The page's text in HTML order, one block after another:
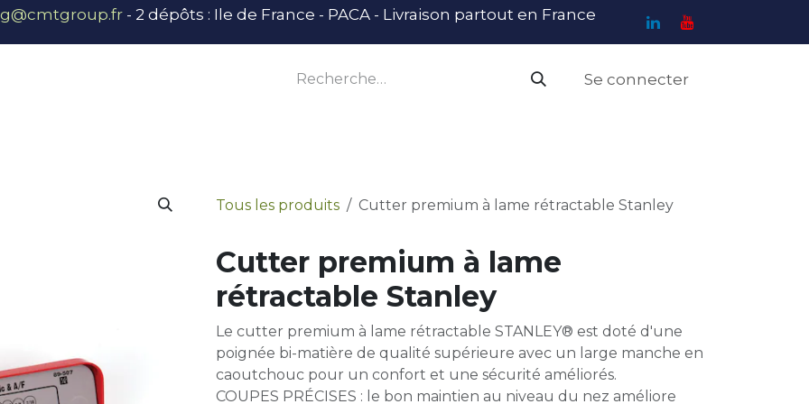
- 2 dépôts : Ile de France - PACA - Livraison partout en France
Se connecter
Tous les produits Cutter premium à lame rétractable Stanley
Cutter premium à lame
rétractable Stanley
Le cutter premium à lame rétractable STANLEY® est doté d'une
poignée bi-matière de qualité supérieure avec un large manche en
caoutchouc pour un confort et une sécurité améliorés.
COUPES PRÉCISES : le bon maintien au niveau du nez améliore